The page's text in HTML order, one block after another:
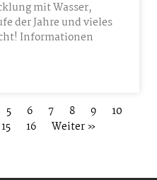
mit Wasser,
der Jahre und vieles
Informationen
5 6 7 8 9
10
15 16 Weiter »